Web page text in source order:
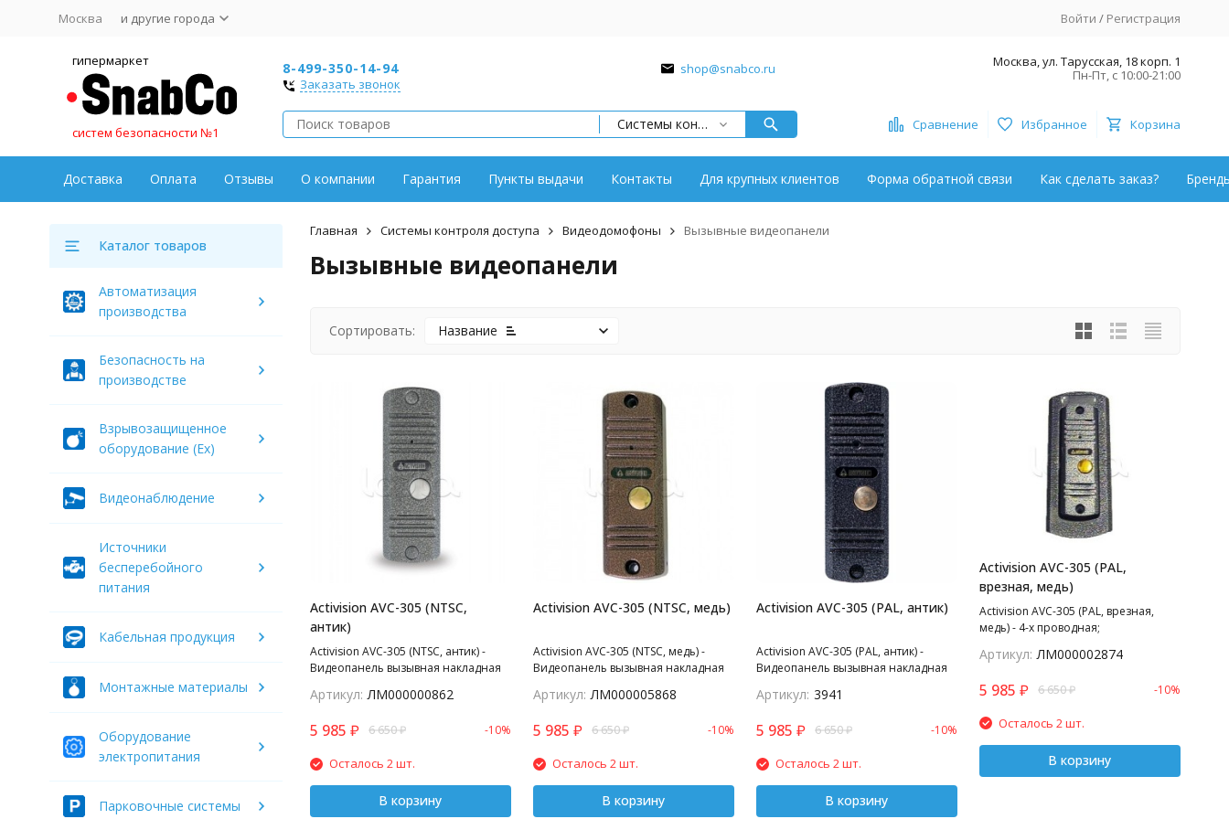
Москва и другие города Войти / Регистрация
гипермаркет
систем безопасности №1
8-499-350-14-94 shop@snabco.ru
Москва, ул. Тарусская, 18 корп. 1
Пн-Пт, с 10:00-21:00
Заказать звонок
Системы контроля доступа Сравнение Избранное Корзина
Доставка Оплата Отзывы О компании Гарантия Пункты выдачи Контакты Для крупных клиентов Форма обратной связи Как сделать заказ?
Главная Системы контроля доступа Видеодомофоны Вызывные видеопанели
Вызывные видеопанели
Сортировать: Название
Activision AVC-305 (NTSC,
антик)
Activision AVC-305 (NTSC, антик) -
Видеопанель вызывная накладная
305 с цветным видеомодулем (NTSC).
Артикул: ЛМ000000862
5 985 ₽ 6 650₽ -10%
Осталось 2 шт.
В корзину
Activision AVC-305 (NTSC, медь)
Activision AVC-305 (NTSC, медь) -
Видеопанель вызывная накладная
проводная; антивандальная
подветкой до 0,6м, матрица CCD
обзора 75 (гор.) 55 (верт.); рабочий
диапазон t -30…+55; с козырьком и
угловым кронштейном; 122х40х24
мм, Цветовая гамма: медь, антик,
Артикул: ЛМ000005868
5 985 ₽ 6 650₽ -10%
Осталось 2 шт.
В корзину
Activision AVC-305 (PAL, антик)
Activision AVC-305 (PAL, антик) -
Видеопанель вызывная накладная
Универсальная 4-х проводная
панель для видеодомофонов,
в комплекте уголок, козырек.
Артикул: 3941
5 985 ₽ 6 650₽ -10%
Осталось 2 шт.
В корзину
Activision AVC-305 (PAL,
врезная, медь)
Activision AVC-305 (PAL, врезная,
медь) - 4-х проводная;
видеопанель; с ИК подветкой до
ТВл, 12В, угол обзора 75 (гор.) 55
с врезным корытом; 122х40х24 мм,
Цветовая гамма: медь, антик
Артикул: ЛМ000002874
5 985 ₽ 6 650₽ -10%
Осталось 2 шт.
В корзину
Каталог товаров
Автоматизация
производства
Безопасность на
производстве
Взрывозащищенное
оборудование (Ex)
Видеонаблюдение
Источники
бесперебойного
питания
Кабельная продукция
Монтажные материалы
Оборудование
электропитания
Парковочные системы